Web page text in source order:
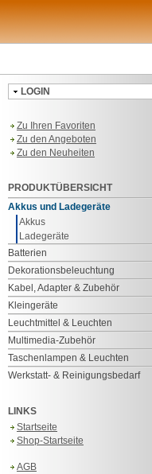
LOGIN
Zu Ihren Favoriten
Zu den Angeboten
Zu den Neuheiten
PRODUKTÜBERSICHT
Akkus und Ladegeräte
Akkus
Ladegeräte
Batterien
Dekorationsbeleuchtung
Kabel, Adapter & Zubehör
Kleingeräte
Leuchtmittel & Leuchten
Multimedia-Zubehör
Taschenlampen & Leuchten
Werkstatt- & Reinigungsbedarf
LINKS
Startseite
Shop-Startseite
AGB